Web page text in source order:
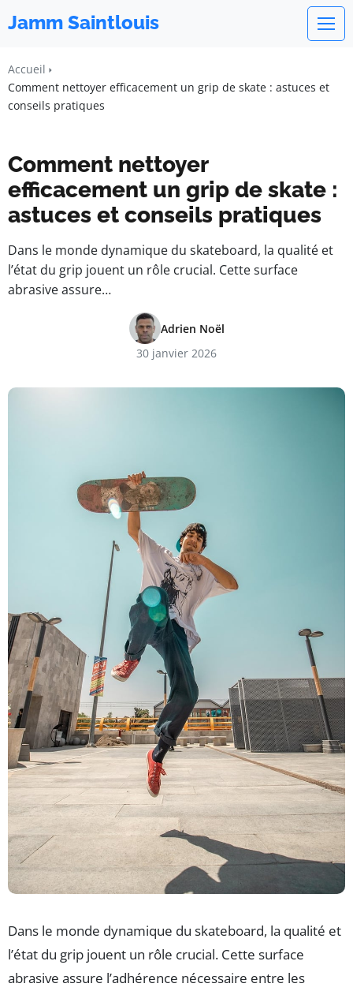
Jamm Saintlouis
Accueil
Comment nettoyer efficacement un grip de skate : astuces et
conseils pratiques
Comment nettoyer
efficacement un grip de skate :
astuces et conseils pratiques
Dans le monde dynamique du skateboard, la qualité et
l’état du grip jouent un rôle crucial. Cette surface
abrasive assure…
Adrien Noël
30 janvier 2026
Dans le monde dynamique du skateboard, la qualité et
l’état du grip jouent un rôle crucial. Cette surface
abrasive assure l’adhérence nécessaire entre les